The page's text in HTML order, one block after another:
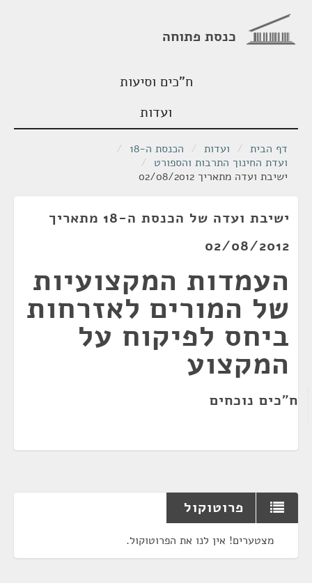
כנסת פתוחה
ח"כים וסיעות
ועדות
דף הבית / ועדות / הכנסת ה-18
/
ועדת החינוך התרבות והספורט /
ישיבת ועדה מתאריך 02/08/2012
ישיבת ועדה של הכנסת ה-18 מתאריך
02/08/2012
העמדות המקצועיות
של המורים לאזרחות
ביחס לפיקוח על
המקצוע
ח"כים נוכחים
פרוטוקול
מצטערים! אין לנו את הפרוטוקול.